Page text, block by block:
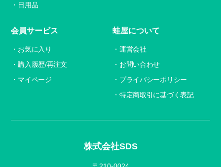
株式会社SDS
日用品
会員サービス
お気に入り
購入履歴/再注文
マイページ
蛙屋について
運営会社
お問い合わせ
プライバシーポリシー
特定商取引に基づく表記